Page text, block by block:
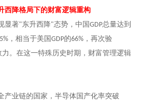
西降格局下的财富逻辑重构
显著"东升西降"态势，中国 GDP总量达到
5%，相当于美国 GDP的66%，再次验
力。在这一特殊历史时期，财富管理逻辑
产业链的国家，半导体国产化率突破